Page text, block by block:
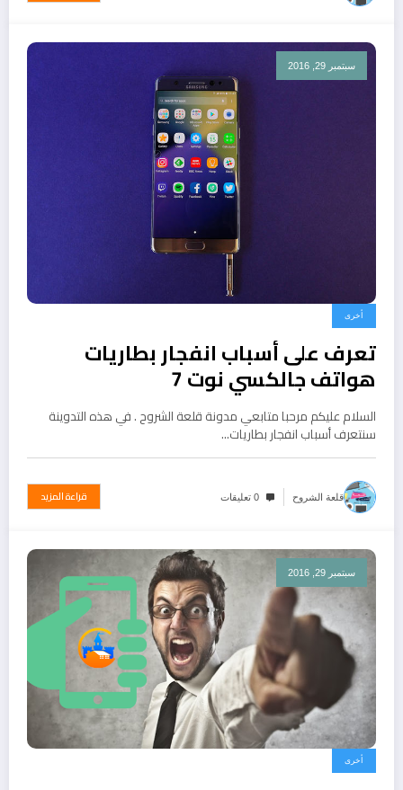
سبتمبر 29, 2016
أخرى
تعرف على أسباب انفجار بطاريات
هواتف جالكسي نوت 7
السلام عليكم مرحبا متابعي مدونة قلعة الشروح . في هذه التدوينة
سنتعرف أسباب انفجار بطاريات…
قلعة الشروح 0 تعليقات قراءة المزيد
سبتمبر 29, 2016
أخرى